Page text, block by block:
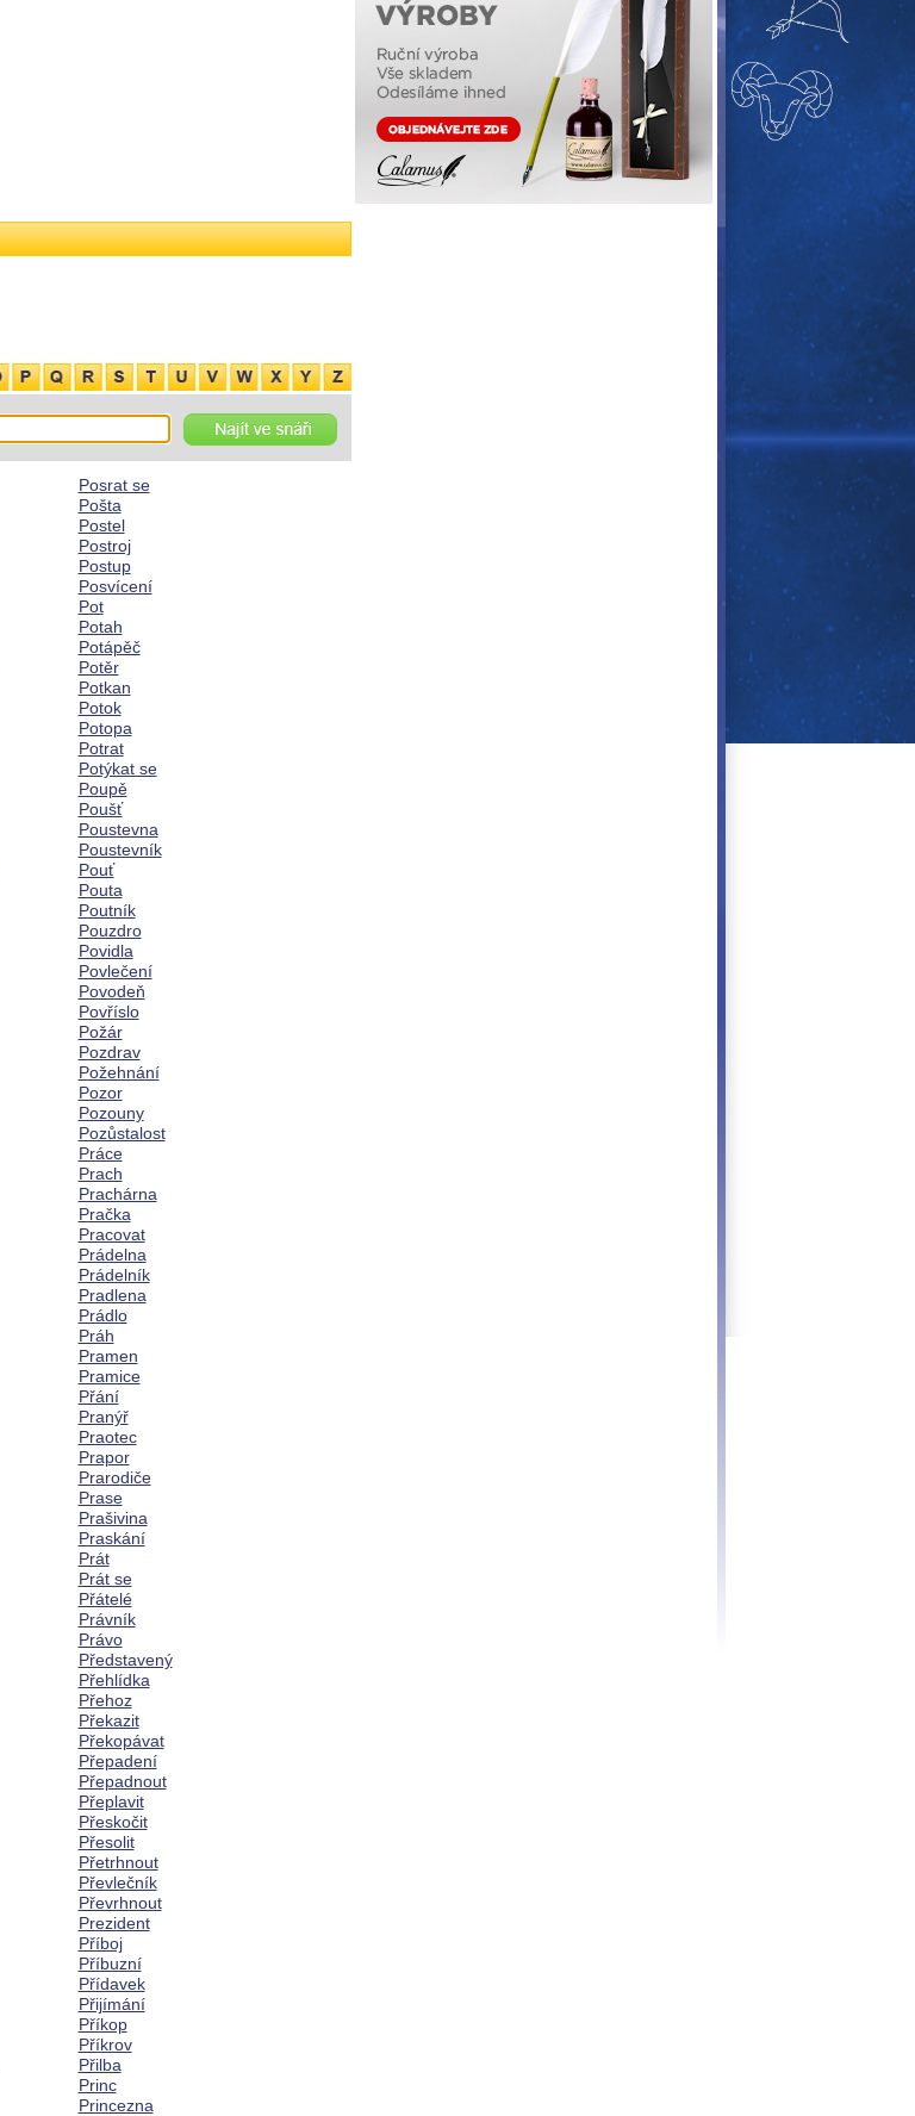
Posrat se
Pošta
Postel
Postroj
Postup
Posvícení
Pot
Potah
Potápěč
Potěr
Potkan
Potok
Potopa
Potrat
Potýkat se
Poupě
Poušť
Poustevna
Poustevník
Pouť
Pouta
Poutník
Pouzdro
Povidla
Povlečení
Povodeň
Povříslo
Požár
Pozdrav
Požehnání
Pozor
Pozouny
Pozůstalost
Práce
Prach
Prachárna
Pračka
Pracovat
Prádelna
Prádelník
Pradlena
Prádlo
Práh
Pramen
Pramice
Přání
Pranýř
Praotec
Prapor
Prarodiče
Prase
Prašivina
Praskání
Prát
Prát se
Přátelé
Právník
Právo
Představený
Přehlídka
Přehoz
Překazit
Překopávat
Přepadení
Přepadnout
Přeplavit
Přeskočit
Přesolit
Přetrhnout
Převlečník
Převrhnout
Prezident
Příboj
Příbuzní
Přídavek
Přijímání
Příkop
Příkrov
Přilba
Princ
Princezna